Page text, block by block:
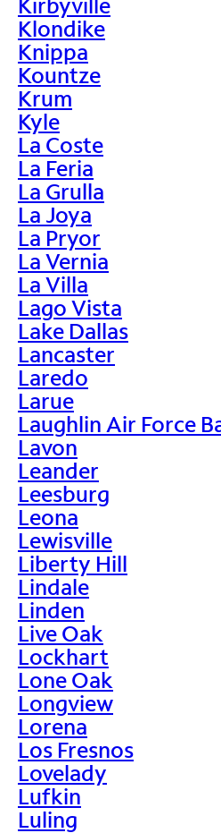
Klondike
Knippa
Kountze
Krum
Kyle
La Coste
La Feria
La Grulla
La Joya
La Pryor
La Vernia
La Villa
Lago Vista
Lake Dallas
Lancaster
Laredo
Larue
Laughlin Air Force
Lavon
Leander
Leesburg
Leona
Lewisville
Liberty Hill
Lindale
Linden
Live Oak
Lockhart
Lone Oak
Longview
Lorena
Los Fresnos
Lovelady
Lufkin
Luling